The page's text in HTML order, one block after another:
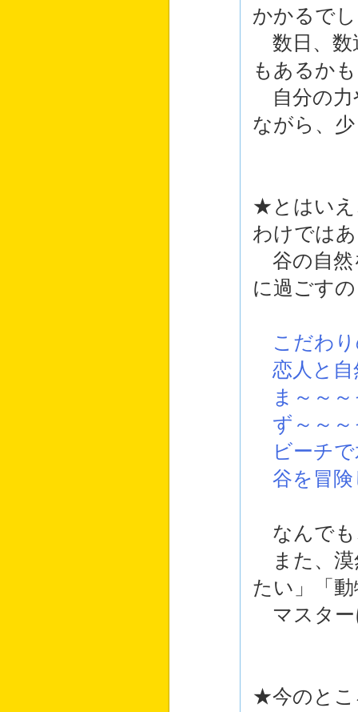
かかるで
数日、数
もあるか
自分の力
ながら、
★とはいえ
わけでは
谷の自然
に過ごす
こだわ
恋人と自
ま～～～
ず～～～
ビーチで
谷を冒険
なんでも
また、漠
たい」「
マスター
★今のとこ